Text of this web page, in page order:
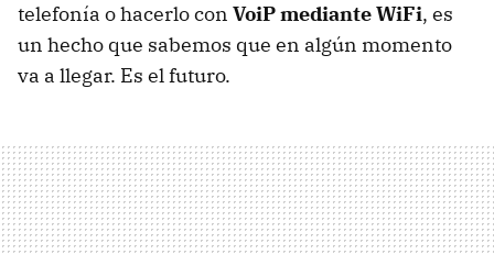
telefonía o hacerlo con VoiP mediante WiFi, es
un hecho que sabemos que en algún momento
va a llegar. Es el futuro.